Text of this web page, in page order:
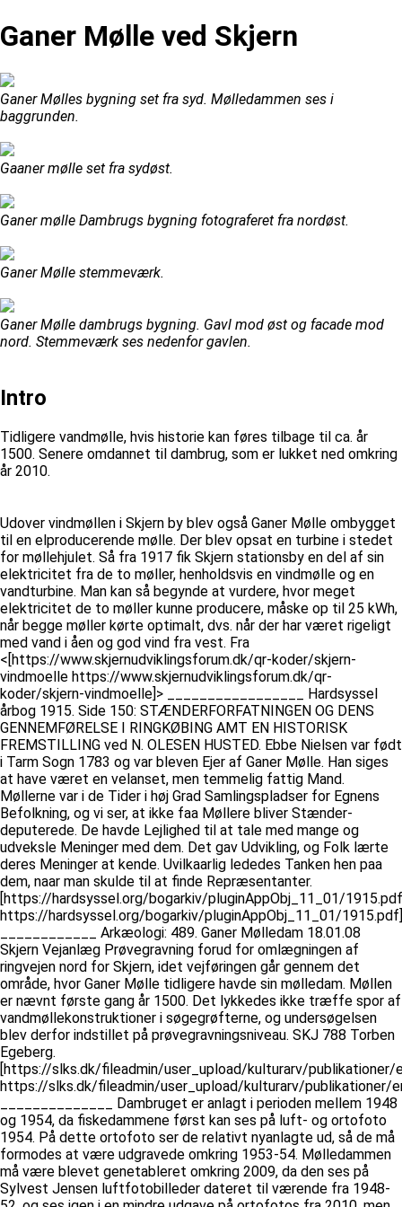
Ganer Mølle ved Skjern
Ganer Mølles bygning set fra syd. Mølledammen ses i
baggrunden.
Gaaner mølle set fra sydøst.
Ganer mølle Dambrugs bygning fotograferet fra nordøst.
Ganer Mølle stemmeværk.
Ganer Mølle dambrugs bygning. Gavl mod øst og facade mod
nord. Stemmeværk ses nedenfor gavlen.
Intro
Tidligere vandmølle, hvis historie kan føres tilbage til ca. år
1500. Senere omdannet til dambrug, som er lukket ned omkring
år 2010.
Udover vindmøllen i Skjern by blev også Ganer Mølle ombygget
til en elproducerende mølle. Der blev opsat en turbine i stedet
for møllehjulet. Så fra 1917 fik Skjern stationsby en del af sin
elektricitet fra de to møller, henholdsvis en vindmølle og en
vandturbine. Man kan så begynde at vurdere, hvor meget
elektricitet de to møller kunne producere, måske op til 25 kWh,
når begge møller kørte optimalt, dvs. når der har været rigeligt
med vand i åen og god vind fra vest. Fra
<[https://www.skjernudviklingsforum.dk/qr-koder/skjern-
vindmoelle https://www.skjernudviklingsforum.dk/qr-
koder/skjern-vindmoelle]> _________________ Hardsyssel
årbog 1915. Side 150: STÆNDERFORFATNINGEN OG DENS
GENNEMFØRELSE I RINGKØBING AMT EN HISTORISK
FREMSTILLING ved N. OLESEN HUSTED. Ebbe Nielsen var født
i Tarm Sogn 1783 og var bleven Ejer af Ganer Mølle. Han siges
at have været en velanset, men temmelig fattig Mand.
Møllerne var i de Tider i høj Grad Samlingspladser for Egnens
Befolkning, og vi ser, at ikke faa Møllere bliver Stænder-
deputerede. De havde Lejlighed til at tale med mange og
udveksle Meninger med dem. Det gav Udvikling, og Folk lærte
deres Meninger at kende. Uvilkaarlig lededes Tanken hen paa
dem, naar man skulde til at finde Repræsentanter.
[https://hardsyssel.org/bogarkiv/pluginAppObj_11_01/1915.pdf
https://hardsyssel.org/bogarkiv/pluginAppObj_11_01/1915.pdf]
____________ Arkæologi: 489. Ganer Mølledam 18.01.08
Skjern Vejanlæg Prøvegravning forud for omlægningen af
ringvejen nord for Skjern, idet vejføringen går gennem det
område, hvor Ganer Mølle tidligere havde sin mølledam. Møllen
er nævnt første gang år 1500. Det lykkedes ikke træffe spor af
vandmøllekonstruktioner i søgegrøfterne, og undersøgelsen
blev derfor indstillet på prøvegravningsniveau. SKJ 788 Torben
Egeberg.
[https://slks.dk/fileadmin/user_upload/kulturarv/
https://slks.dk/fileadmin/user_upload/kulturarv/publikationer/
______________ Dambruget er anlagt i perioden mellem 1948
og 1954, da fiskedammene først kan ses på luft- og ortofoto
1954. På dette ortofoto ser de relativt nyanlagte ud, så de må
formodes at være udgravede omkring 1953-54. Mølledammen
må være blevet genetableret omkring 2009, da den ses på
Sylvest Jensen luftfotobilleder dateret til værende fra 1948-